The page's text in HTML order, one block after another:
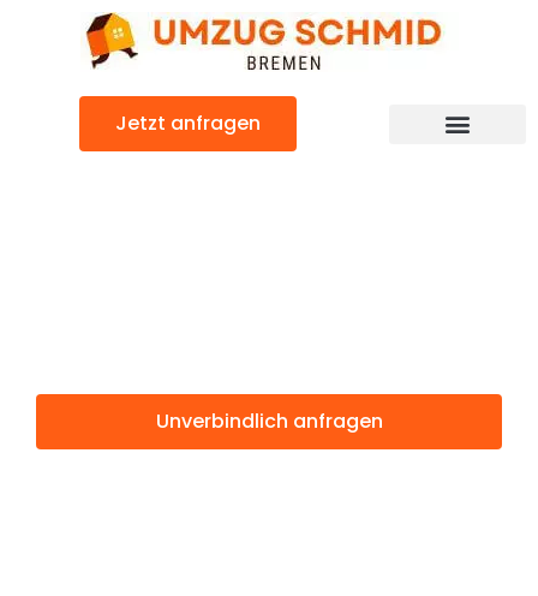
Jetzt anfragen
Unverbindlich anfragen